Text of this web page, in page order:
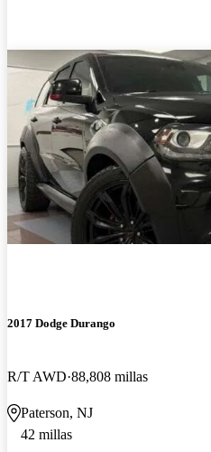
2017 Dodge Durango
R/T AWD 88,808 millas
Paterson, NJ
42 millas